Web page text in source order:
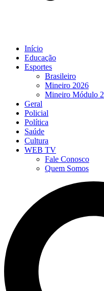
Início
Educação
Esportes
Brasileiro
Mineiro 2026
Mineiro Módulo 2
Geral
Policial
Política
Saúde
Cultura
WEB TV
Fale Conosco
Quem Somos